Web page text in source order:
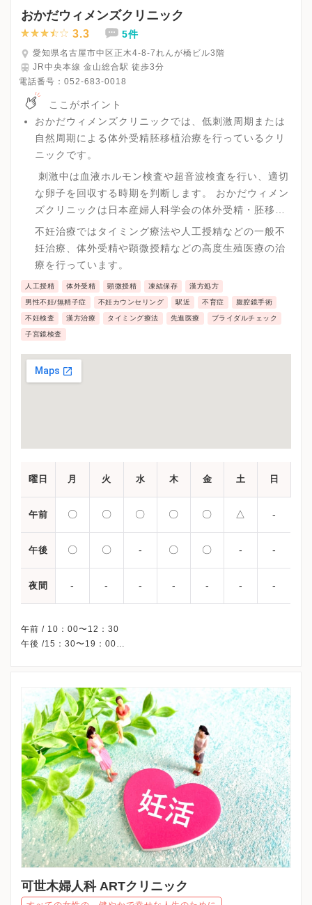
おかだウィメンズクリニック
3.3 5件
愛知県名古屋市中区正木4-8-7れんが橋ビル3階
JR中央本線 金山総合駅 徒歩3分
電話番号： 052-683-0018
ここがポイント
おかだウィメンズクリニックでは、低刺激周期または
自然周期による体外受精胚移植治療を行っているクリ
ニックです。
刺激中は血液ホルモン検査や超音波検査を行い、適切
な卵子を回収する時期を判断します。 おかだウィメン
ズクリニックは日本産婦人科学会の体外受精・胚移
植・胚および卵子の凍結保存と移植、顕微授精に関す
る登録施設であり、特定不妊治療費助成事業の指定医
療機関です。
不妊治療ではタイミング療法や人工授精などの一般不
妊治療、体外受精や顕微授精などの高度生殖医療の治
療を行っています。
人工授精 体外受精 顕微授精 凍結保存 漢方処方
男性不妊/無精子症 不妊カウンセリング 駅近 不育症 腹腔鏡手術
不妊検査 漢方治療 タイミング療法 先進医療 ブライダルチェック
子宮鏡検査
曜日 月 火 水 木 金 土 日
午前 〇 〇 〇 〇 〇 △ -
午後 〇 〇 - 〇 〇 - -
夜間 - - - - - - -
午前 / 10：00〜12：30
午後 /15：30〜19：00
※詳細はクリニックHPを確認、または直接お問い合わせくださ
可世木婦人科 ARTクリニック